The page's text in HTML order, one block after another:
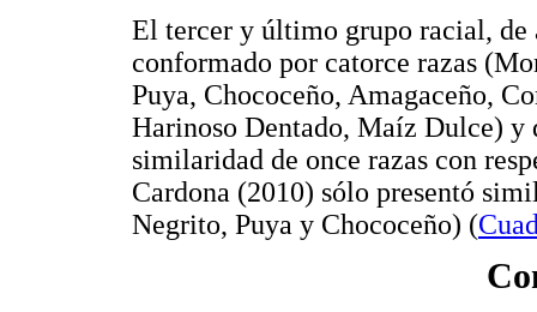
El tercer y último grupo racial, de
conformado por catorce razas
Puya, Chococeño, Amagaceño,
Harinoso Dentado, Maíz Dulce) y
similaridad de once razas con
Cardona (2010) sólo presentó
Negrito, Puya y Chococeño) (